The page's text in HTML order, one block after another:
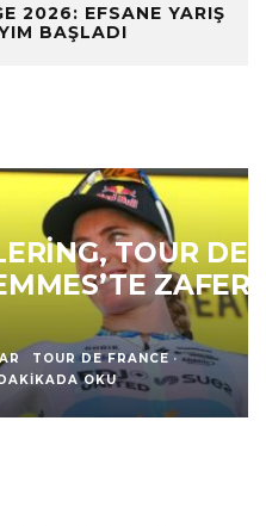
2026: EFSANE YARIŞ
BAŞLADI
TOUR DE
ZAFERE
DE FRANCE ·
OKU